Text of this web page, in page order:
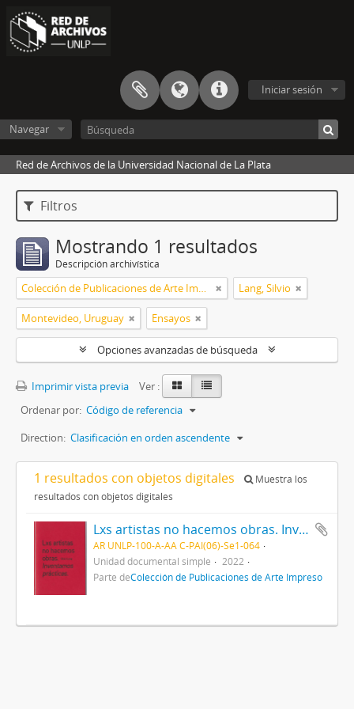
Iniciar sesión
Navegar
Red de Archivos de la Universidad Nacional de La Plata
Filtros
Mostrando 1 resultados
Descripción archivística
Colección de Publicaciones de Arte Impreso Lang, Silvio
Montevideo, Uruguay Ensayos
Opciones avanzadas de búsqueda
Imprimir vista previa
Ver :
Ordenar por: Código de referencia
Direction: Clasificación en orden ascendente
1 resultados con objetos digitales
Muestra los
resultados con objetos digitales
Lxs artistas no hacemos obras. Inventamos prácticas
AR UNLP-100-A-AA C-PAI(06)-Se1-064
Unidad documental simple
2022
Parte deColección de Publicaciones de Arte Impreso